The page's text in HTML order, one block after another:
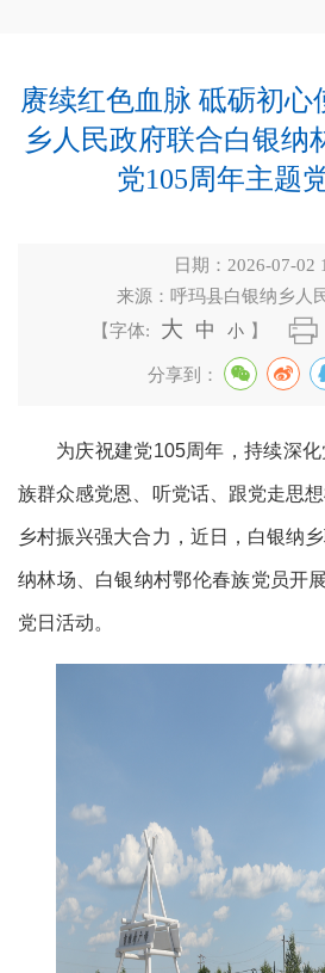
赓续红色血脉 砥砺初
乡人民政府联合白银纳
党105周年主题
日期： 2026-07-02
来源： 呼玛县白银纳乡人
【字体:
大 中 小 】
分享到：
为庆祝建党105周年，持续深
族群众感党恩、听党话、跟党走思
乡村振兴强大合力，近日，白银纳
纳林场、白银纳村鄂伦春族党员开
党日活动。